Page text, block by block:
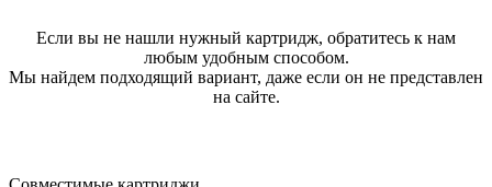
Если вы не нашли нужный картридж, обратитесь к нам
любым удобным способом.
Мы найдем подходящий вариант, даже если он не представлен
на сайте.